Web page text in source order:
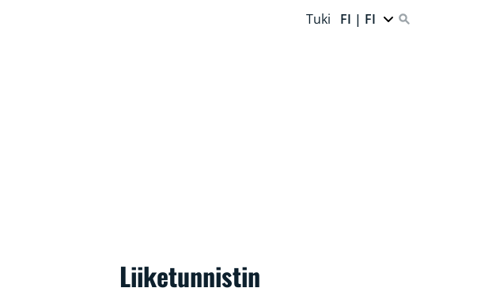
Tuki FI | FI
Liiketunnistin